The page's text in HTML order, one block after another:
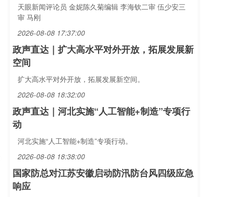
天眼新闻评论员 金妮陈久菊编辑 李海钦二审 伍少安三
审 马刚
2026-08-08 17:37:00
政声直达｜扩大高水平对外开放，拓展发展新
空间
扩大高水平对外开放，拓展发展新空间。
2026-08-08 18:32:00
政声直达｜河北实施“人工智能+制造”专项行
动
河北实施“人工智能+制造”专项行动。
2026-08-08 18:38:00
国家防总对江苏安徽启动防汛防台风四级应急
响应